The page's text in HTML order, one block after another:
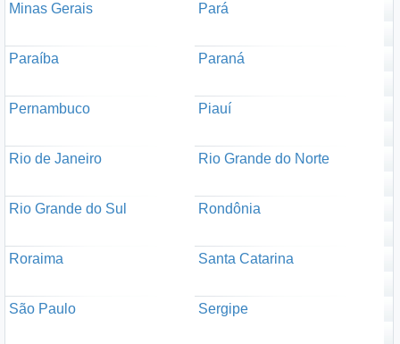
Minas Gerais Pará
Paraíba Paraná
Pernambuco Piauí
Rio de Janeiro Rio Grande do Norte
Rio Grande do Sul Rondônia
Roraima Santa Catarina
São Paulo Sergipe